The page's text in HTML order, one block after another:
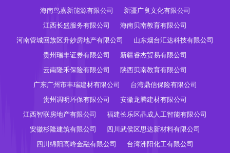
海南鸟嘉新能源有限公司
新疆广良文化有限公司
江西长盛服务有限公司
海南贝南教育有限公司
河南管城回族区升妙房地产有限公司
山东烟台汇达科技有限公司
贵州瑞丰证券有限公司
新疆睿杰贸易有限公司
云南隆禾保险有限公司
陕西贝南教育有限公司
广东广州市丰瑞建材有限公司
台湾鼎信保险有限公司
贵州调明环保有限公司
安徽龙腾建材有限公司
江西智联房地产有限公司
福建长乐区晶成人工智能有限公司
安徽杉隆建筑有限公司
四川武侯区思达新材料有限公司
四川绵阳高峰金融有限公司
台湾洲阳化工有限公司